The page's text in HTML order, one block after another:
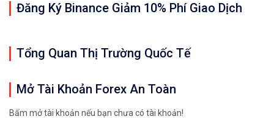
Đăng Ký Binance Giảm 10% Phí Giao Dịch
Tổng Quan Thị Trường Quốc Tế
Mở Tài Khoản Forex An Toàn
Bấm mở tài khoản nếu bạn chưa có tài khoản!